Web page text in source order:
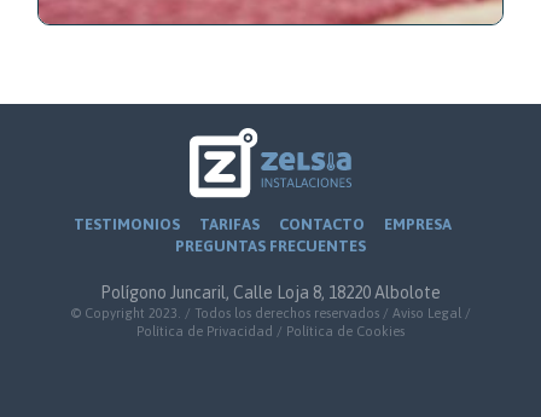
TESTIMONIOS TARIFAS CONTACTO
EMPRESA
PREGUNTAS FRECUENTES
Polígono Juncaril, Calle Loja 8, 18220 Albolote
© Copyright 2023. / Todos los derechos reservados / Aviso Legal
/
Política de Privacidad / Política de Cookies